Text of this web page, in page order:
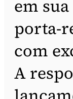
em
porta-
com
A